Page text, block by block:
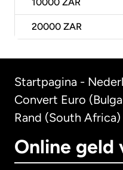
10000 ZAR
20000 ZAR
Startpagina -
Convert Euro
Rand (South Africa)
Online geld